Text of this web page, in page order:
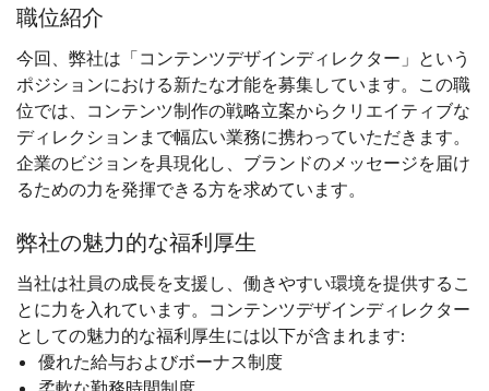
職位紹介
今回、弊社は「コンテンツデザインディレクター」という
ポジションにおける新たな才能を募集しています。この職
位では、コンテンツ制作の戦略立案からクリエイティブな
ディレクションまで幅広い業務に携わっていただきます。
企業のビジョンを具現化し、ブランドのメッセージを届け
るための力を発揮できる方を求めています。
弊社の魅力的な福利厚生
当社は社員の成長を支援し、働きやすい環境を提供するこ
とに力を入れています。コンテンツデザインディレクター
としての魅力的な福利厚生には以下が含まれます:
優れた給与およびボーナス制度
柔軟な勤務時間制度